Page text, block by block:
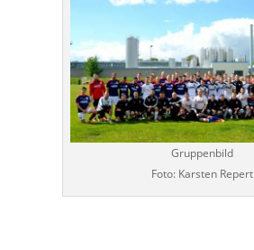
Gruppenbild
Foto: Karsten Repert